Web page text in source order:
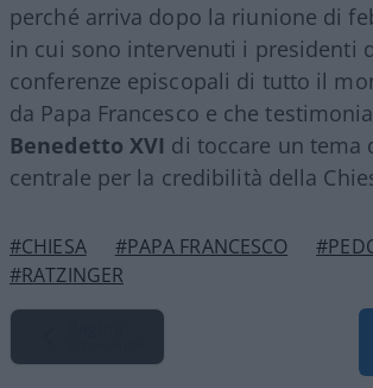
perché arriva dopo la riunione di
in cui sono intervenuti i presidenti
conferenze episcopali di tutto il
da Papa Francesco e che testimonia
Benedetto XVI di toccare un tema
centrale per la credibilità della
#CHIESA #PAPA FRANCESCO
#RATZINGER